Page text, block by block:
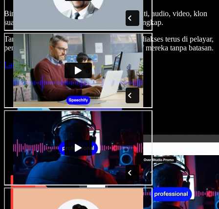
Bina suara latar, tambah imej stok tanpa royalti, audio, video, klon
suara anda, untuk projek audio video yang lengkap.
Tanpa keluk pembelajaran dan semua boleh diakses terus di pelayar,
pencipta boleh realisasikan segala idea kreatif mereka tanpa batasan.
Lancarkan Studio